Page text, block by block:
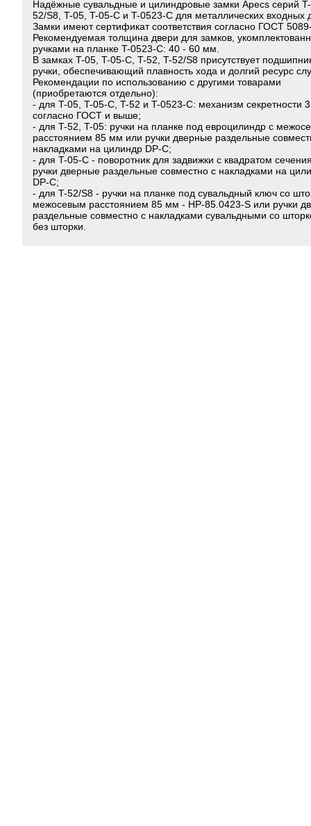
Надёжные сувальдные и цилиндровые замки Apecs серий
52/S8, T-05, T-05-C и T-0523-C для металлических входных
Замки имеют сертификат соответствия согласно ГОСТ
Рекомендуемая толщина двери для замков,
ручками на планке T-0523-C: 40 - 60 мм.
В замках T-05, T-05-C, T-52, T-52/S8 присутствует
ручки, обеспечивающий плавность хода и долгий ресурс
Рекомендации по использованию с другими товарами
(приобретаются отдельно):
- для T-05, T-05-C, T-52 и T-0523-C: механизм секретности 3
согласно ГОСТ и выше;
- для T-52, T-05: ручки на планке под евроцилиндр с
расстоянием 85 мм или ручки дверные раздельные
накладками на цилиндр DP-C;
- для T-05-C - поворотник для задвижки с квадратом
ручки дверные раздельные совместно с накладками на
DP-C;
- для T-52/S8 - ручки на планке под сувальдный ключ co
межосевым расстоянием 85 мм - HP-85.0423-S или ручки
раздельные совместно с накладками сувальдными со
без шторки.